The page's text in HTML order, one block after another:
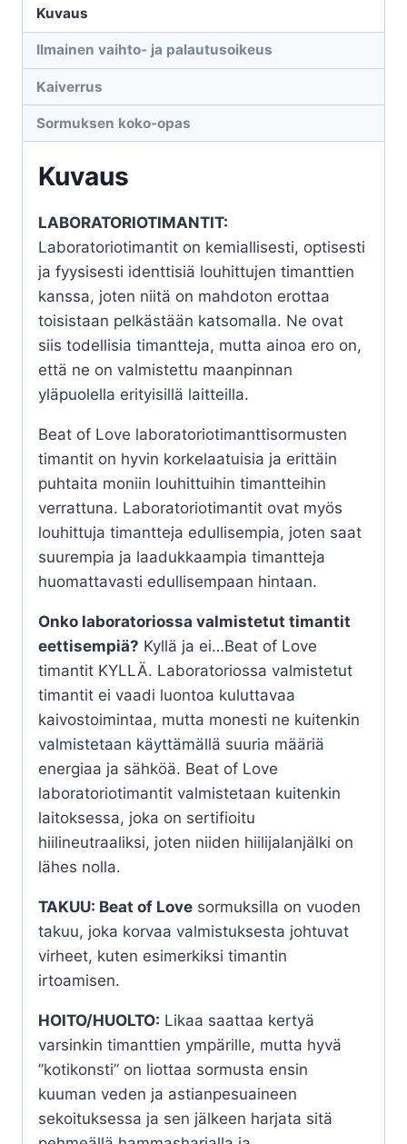
033LD
laboratoriotimanteilla
määrä
Kuvaus
Ilmainen vaihto- ja palautusoikeus
Kaiverrus
Sormuksen koko-opas
Kuvaus
LABORATORIOTIMANTIT:
Laboratoriotimantit on kemiallisesti, optisesti
ja fyysisesti identtisiä louhittujen timanttien
kanssa, joten niitä on mahdoton erottaa
toisistaan pelkästään katsomalla. Ne ovat
siis todellisia timantteja, mutta ainoa ero on,
että ne on valmistettu maanpinnan
yläpuolella erityisillä laitteilla.
Beat of Love laboratoriotimanttisormusten
timantit on hyvin korkelaatuisia ja erittäin
puhtaita moniin louhittuihin timantteihin
verrattuna. Laboratoriotimantit ovat myös
louhittuja timantteja edullisempia, joten saat
suurempia ja laadukkaampia timantteja
huomattavasti edullisempaan hintaan.
Onko laboratoriossa valmistetut timantit
eettisempiä? Kyllä ja ei…Beat of Love
timantit KYLLÄ. Laboratoriossa valmistetut
timantit ei vaadi luontoa kuluttavaa
kaivostoimintaa, mutta monesti ne kuitenkin
valmistetaan käyttämällä suuria määriä
energiaa ja sähköä. Beat of Love
laboratoriotimantit valmistetaan kuitenkin
laitoksessa, joka on sertifioitu
hiilineutraaliksi, joten niiden hiilijalanjälki on
lähes nolla.
TAKUU: Beat of Love sormuksilla on vuoden
takuu, joka korvaa valmistuksesta johtuvat
virheet, kuten esimerkiksi timantin
irtoamisen.
HOITO/HUOLTO: Likaa saattaa kertyä
varsinkin timanttien ympärille, mutta hyvä
”kotikonsti” on liottaa sormusta ensin
kuuman veden ja astianpesuaineen
sekoituksessa ja sen jälkeen harjata sitä